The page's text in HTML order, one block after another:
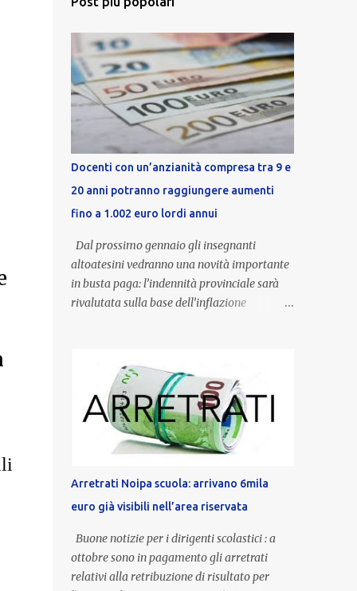
Docenti con un’anzianità compresa tra 9 e
20 anni potranno raggiungere aumenti
fino a 1.002 euro lordi annui
Dal prossimo gennaio gli insegnanti
altoatesini vedranno una novità importante
in busta paga: l’indennità provinciale sarà
rivalutata sulla base dell’inflazione
un’anzianità compresa tra 9 e 20 anni
potranno raggiungere fino a 1.002 euro lordi
annui. Il nuovo contratto provinciale
introduce inoltre un congedo speciale
dedicato alle donne vittime di violenza di
genere, in linea con la normativa nazionale e
con l’obiettivo di offrire maggiore tutela e
supporto in situazioni delicate. L’indennità
provinciale per i docenti è un unicum in
Italia: si tratta di una misura esclusiva della
Provincia autonoma di Bolzano, che integra
Arretrati Noipa scuola: arrivano 6mila
euro già visibili nell’area riservata
Buone notizie per i dirigenti scolastici : a
ottobre sono in pagamento gli arretrati
relativi alla retribuzione di risultato per